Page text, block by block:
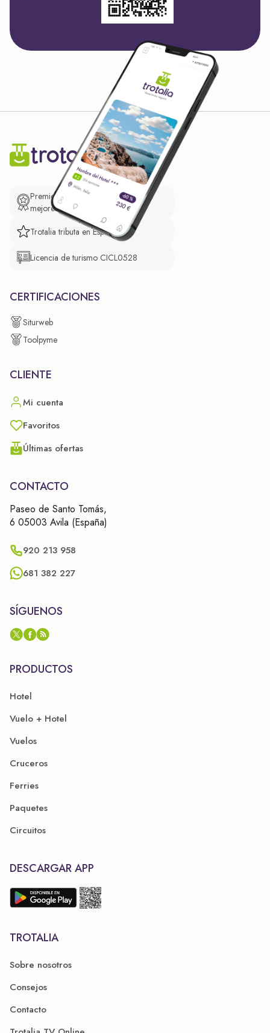
Premio de El Confidencial a las
mejores prácticas empresariales.
Trotalia tributa en España
Licencia de turismo CICL0528
CERTIFICACIONES
Siturweb
Toolpyme
CLIENTE
Mi cuenta
Favoritos
Últimas ofertas
CONTACTO
Paseo de Santo Tomás,
6 05003 Avila (España)
920 213 958
681 382 227
SÍGUENOS
PRODUCTOS
Hotel
Vuelo + Hotel
Vuelos
Cruceros
Ferries
Paquetes
Circuitos
DESCARGAR APP
TROTALIA
Sobre nosotros
Consejos
Contacto